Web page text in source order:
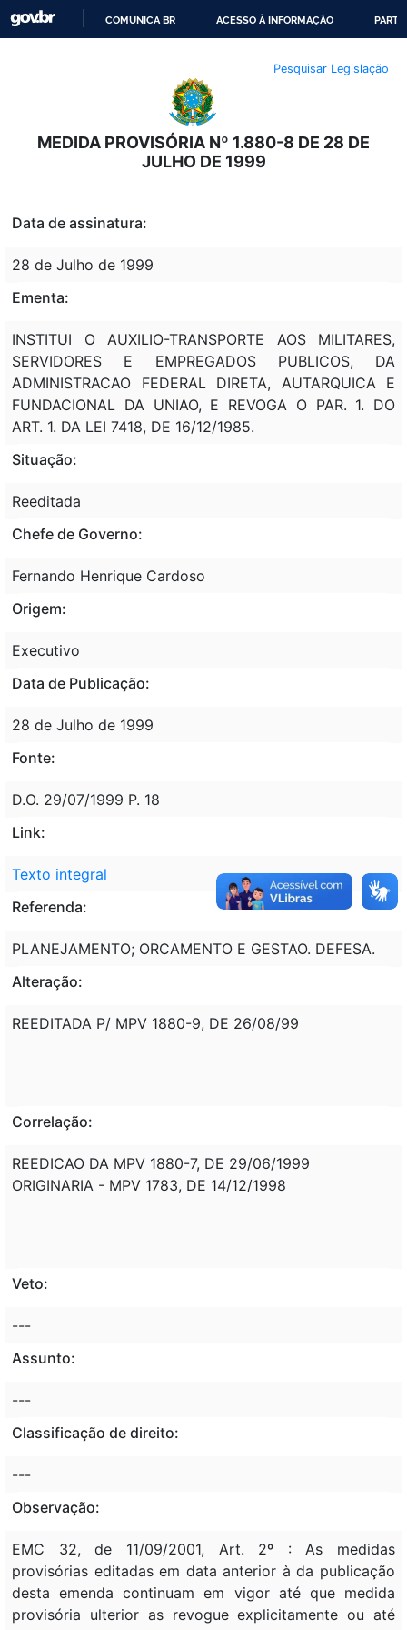
O
CONTEÚDO
COMUNICA BR ACESSO À INFORMAÇÃO
Pesquisar Legislação
MEDIDA PROVISÓRIA Nº 1.880-8 DE 28 DE
JULHO DE 1999
Data de assinatura:
28 de Julho de 1999
Ementa:
INSTITUI O AUXILIO-TRANSPORTE AOS MILITARES,
SERVIDORES E EMPREGADOS PUBLICOS, DA
ADMINISTRACAO FEDERAL DIRETA, AUTARQUICA E
FUNDACIONAL DA UNIAO, E REVOGA O PAR. 1. DO
ART. 1. DA LEI 7418, DE 16/12/1985.
Situação:
Reeditada
Chefe de Governo:
Fernando Henrique Cardoso
Origem:
Executivo
Data de Publicação:
28 de Julho de 1999
Fonte:
D.O. 29/07/1999 P. 18
Link:
Texto integral
Referenda:
PLANEJAMENTO; ORCAMENTO E GESTAO. DEFESA.
Alteração:
REEDITADA P/ MPV 1880-9, DE 26/08/99
Correlação:
REEDICAO DA MPV 1880-7, DE 29/06/1999
ORIGINARIA - MPV 1783, DE 14/12/1998
Veto:
---
Assunto:
---
Classificação de direito:
---
Observação:
EMC 32, de 11/09/2001, Art. 2º : As medidas
provisórias editadas em data anterior à da publicação
desta emenda continuam em vigor até que medida
provisória ulterior as revogue explicitamente ou até